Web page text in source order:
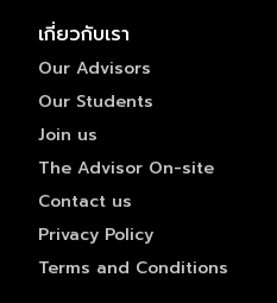
เกี่ยวกับเรา
Our Advisors
Our Students
Join us
The Advisor On-site
Contact us
Privacy Policy
Terms and Conditions